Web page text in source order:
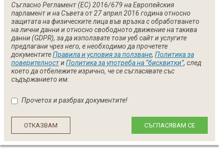
Съгласно Регламент (ЕС) 2016/679 на Европейския
парламент и на Съвета от 27 април 2016 година относно
защитата на физическите лица във връзка с обработването
на лични данни и относно свободното движение на такива
данни (GDPR), за да използвате този уеб сайт и услугите
предлагани чрез него, е необходимо да прочетете
документитеПравила и условия за ползване, Политика за
поверителностиПолитика за употреба на “бисквитки”, след
което да отбележите изрично, че се съгласявате със
съдържанието им.
Прочетох и разбрах документите!
ОТКАЗВАМ СЪГЛАСЯВАМ СЕ